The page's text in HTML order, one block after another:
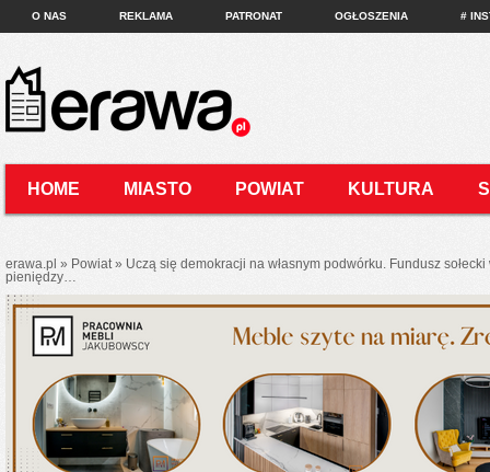
O NAS REKLAMA PATRONAT OGŁOSZENIA #
HOME MIASTO POWIAT KULTURA
erawa.pl » Powiat » Uczą się demokracji na własnym podwórku. Fundusz
pieniędzy…